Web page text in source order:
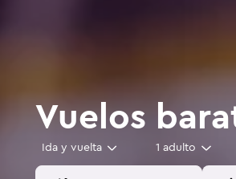
Vuelos
Ida y vuelta 1 adulto